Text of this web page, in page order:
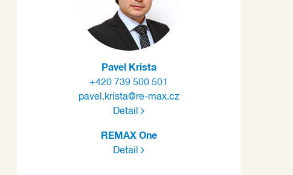
Pavel Krista
+420 739 500 501
pavel.krista@re-max.cz
Detail
REMAX One
Detail